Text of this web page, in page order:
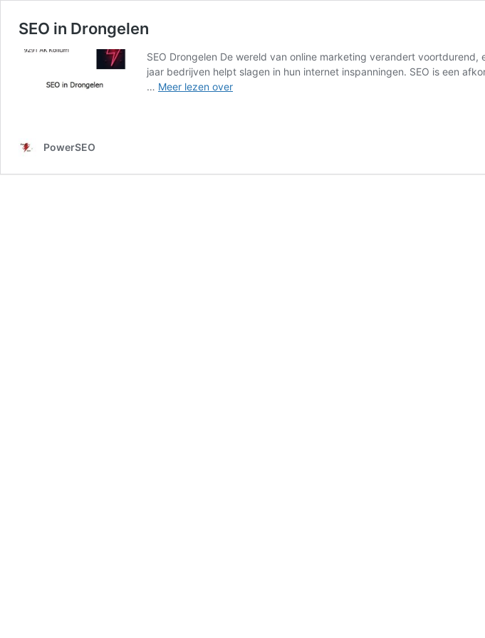
SEO in Drongelen
SEO Drongelen De wereld van online marketing verandert
jaar bedrijven helpt slagen in hun internet inspanningen. SEO is een
… Meer lezen overSEO
PowerSEO